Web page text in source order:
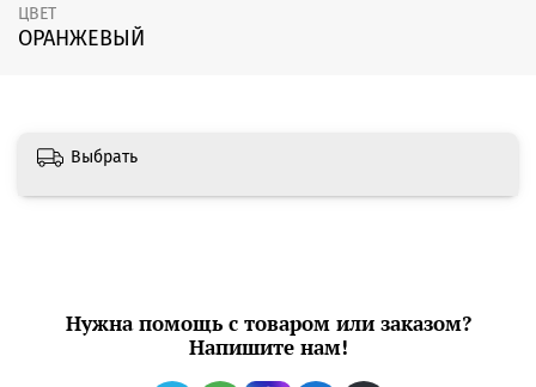
ЦВЕТ
ОРАНЖЕВЫЙ
Выбрать
Нужна помощь с товаром или заказом?
Напишите нам!